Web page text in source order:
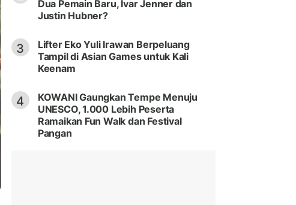
Dua Pemain Baru, Ivar Jenner dan
Justin Hubner?
3
Lifter Eko Yuli Irawan Berpeluang
Tampil di Asian Games untuk Kali
Keenam
4
KOWANI Gaungkan Tempe Menuju
UNESCO, 1.000 Lebih Peserta
Ramaikan Fun Walk dan Festival
Pangan